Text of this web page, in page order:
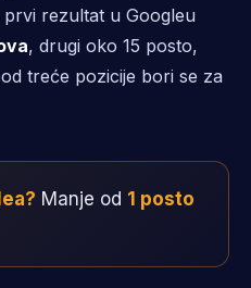
rezultat u Googleu
, drugi oko 15 posto,
treće pozicije bori se za
Manje od 1 posto